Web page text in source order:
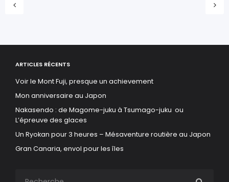
ARTICLES RÉCENTS
Voir le Mont Fuji, presque un achievement
Mon anniversaire au Japon
Nakasendo : de Magome-juku à Tsumago-juku ou
L’épreuve des glaces
Un Ryokan pour 3 heures – Mésaventure routière au Japon
Gran Canaria, envol pour les îles